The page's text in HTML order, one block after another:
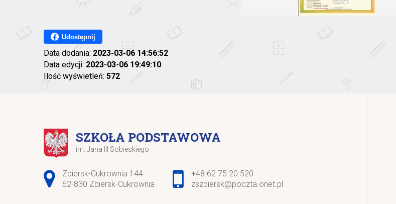
Udostępnij
Data dodania: 2023-03-06 14:56:52
Data edycji: 2023-03-06 19:49:10
Ilość wyświetleń: 572
SZKOŁA PODSTAWOWA
im. Jana III Sobieskiego
Adres pocztowy:
Zbiersk-Cukrownia 144
62-830 Zbiersk-Cukrownia
+48 62 75 20 520
zszbiersk@poczta.onet.pl